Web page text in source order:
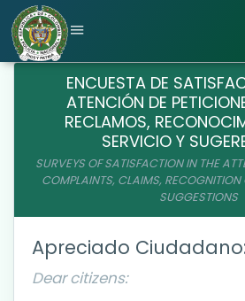
ENCUESTA DE
ATENCIÓN DE
RECLAMOS,
SERVICIO Y
SURVEYS OF SATISFACTION IN THE
COMPLAINTS, CLAIMS, RECOGNITION
SUGGESTIONS
Apreciado Ciudadano:
Dear citizens: